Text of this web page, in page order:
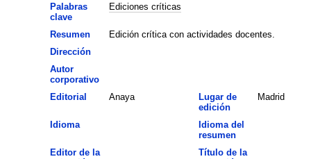
Palabras
clave
Ediciones críticas
Resumen
Edición crítica con actividades docentes.
Dirección
Autor
corporativo
Editorial
Anaya
Lugar de
edición
Madrid
Idioma
Idioma del
resumen
Editor de la
Título de la